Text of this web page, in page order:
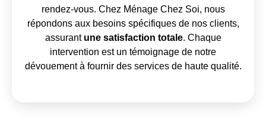
rendez-vous. Chez Ménage Chez Soi, nous
répondons aux besoins spécifiques de nos clients,
assurant une satisfaction totale. Chaque
intervention est un témoignage de notre
dévouement à fournir des services de haute qualité.